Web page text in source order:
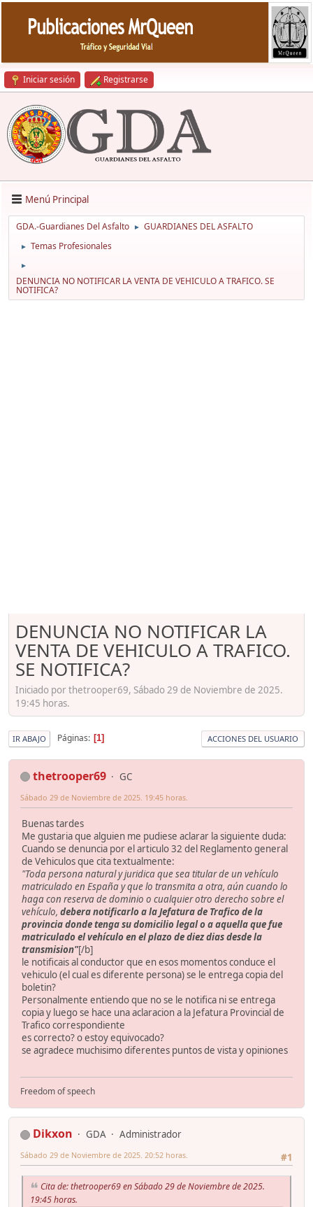
Iniciar sesión Registrarse
Menú Principal
GDA.-Guardianes Del Asfalto ► GUARDIANES DEL ASFALTO
► Temas Profesionales
►
DENUNCIA NO NOTIFICAR LA VENTA DE VEHICULO A TRAFICO. SE
NOTIFICA?
DENUNCIA NO NOTIFICAR LA
VENTA DE VEHICULO A TRAFICO.
SE NOTIFICA?
Iniciado por thetrooper69, Sábado 29 de Noviembre de 2025.
19:45 horas.
IR ABAJO Páginas 1 ACCIONES DEL USUARIO
thetrooper69 GC
Sábado 29 de Noviembre de 2025. 19:45 horas.
Buenas tardes
Me gustaria que alguien me pudiese aclarar la siguiente duda:
Cuando se denuncia por el articulo 32 del Reglamento general
de Vehiculos que cita textualmente:
"Toda persona natural y juridica que sea titular de un vehículo
matriculado en España y que lo transmita a otra, aún cuando lo
haga con reserva de dominio o cualquier otro derecho sobre el
vehículo, debera notificarlo a la Jefatura de Trafico de la
provincia donde tenga su domicilio legal o a aquella que fue
matriculado el vehículo en el plazo dediez diasdesde la
transmision"[/b]
le notificais al conductor que en esos momentos conduce el
vehiculo (el cual es diferente persona) se le entrega copia del
boletin?
Personalmente entiendo que no se le notifica ni se entrega
copia y luego se hace una aclaracion a la Jefatura Provincial de
Trafico correspondiente
es correcto? o estoy equivocado?
se agradece muchisimo diferentes puntos de vista y opiniones
Freedom of speech
Dikxon GDA
Administrador
#1
Sábado 29 de Noviembre de 2025. 20:52 horas.
Cita de: thetrooper69 en Sábado 29 de Noviembre de 2025.
19:45 horas.